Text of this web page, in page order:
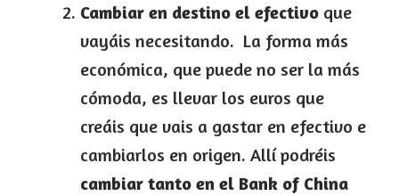
Cambiar en destino el efectivo que
vayáis necesitando. La forma más
económica, que puede no ser la más
cómoda, es llevar los euros que
creáis que vais a gastar en efectivo e
cambiarlos en origen. Allí podréis
cambiar tanto en el Bank of China